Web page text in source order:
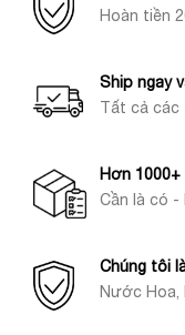
Hoàn tiền
Ship ngay
Tất cả các
Hơn
Cần là có -
Chúng tôi
Nước Hoa,